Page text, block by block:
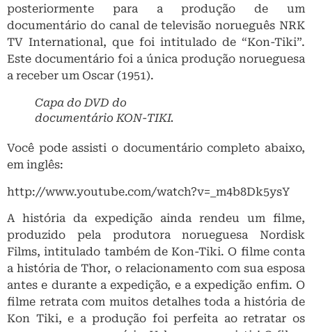
posteriormente para a produção de um
documentário do canal de televisão norueguês NRK
TV International, que foi intitulado de “Kon-Tiki”.
Este documentário foi a única produção norueguesa
a receber um Oscar (1951).
Capa do DVD do
documentário KON-TIKI.
Você pode assisti o documentário completo abaixo,
em inglês:
http://www.youtube.com/watch?v=_m4b8Dk5ysY
A história da expedição ainda rendeu um filme,
produzido pela produtora norueguesa Nordisk
Films, intitulado também de Kon-Tiki. O filme conta
a história de Thor, o relacionamento com sua esposa
antes e durante a expedição, e a expedição enfim. O
filme retrata com muitos detalhes toda a história de
Kon Tiki, e a produção foi perfeita ao retratar os